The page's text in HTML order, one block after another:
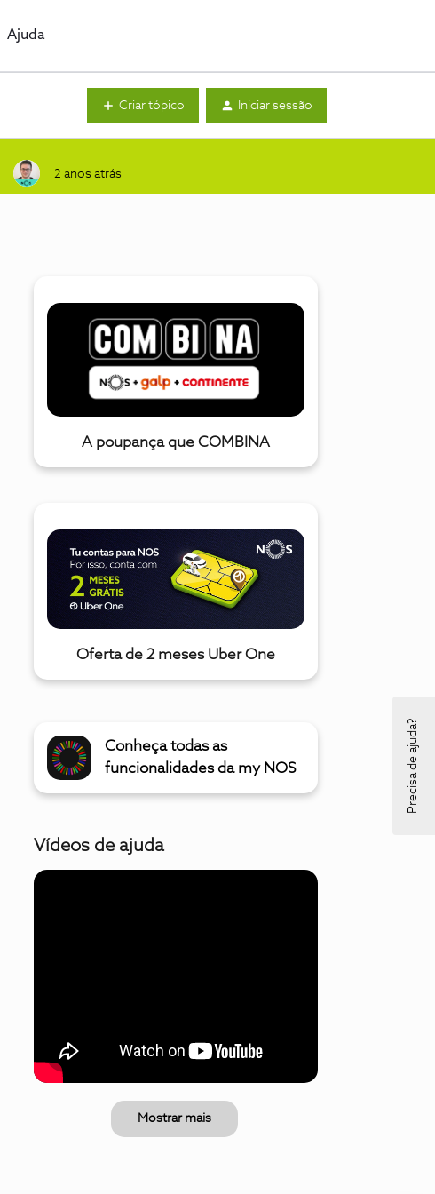
Ajuda
Criar tópico Iniciar sessão
2 anos atrás
A poupança que COMBINA
Oferta de 2 meses Uber One
Conheça todas as
funcionalidades da my NOS
Vídeos de ajuda
Mostrar mais
Precisa de ajuda?